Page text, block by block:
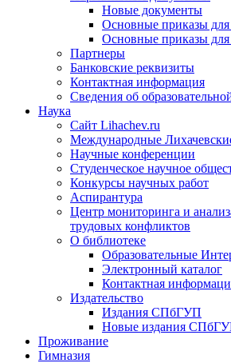
Новые документы
Основные приказы для
Основные приказы для
Партнеры
Банковские реквизиты
Контактная информация
Сведения об
Наука
Сайт Lihachev.ru
Международные
Научные конференции
Студенческое научное
Конкурсы научных работ
Аспирантура
Центр мониторинга и
трудовых конфликтов
О библиотеке
Образовательные
Электронный каталог
Контактная
Издательство
Издания СПбГУП
Новые издания
Проживание
Гимназия